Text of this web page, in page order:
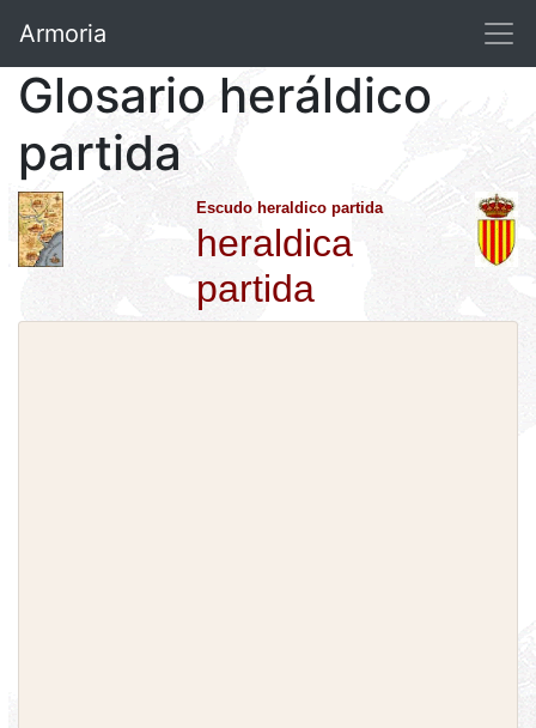
Armoria
Glosario heráldico
partida
Escudo heraldico partida
heraldica
partida